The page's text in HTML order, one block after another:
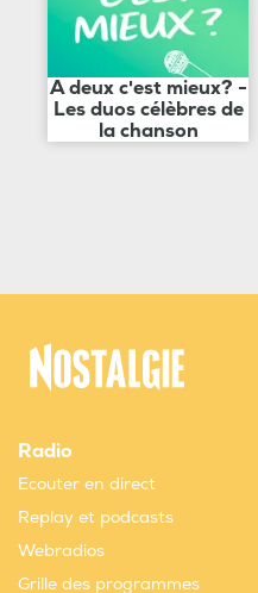
A deux c'est mieux? -
Les duos célèbres de
la chanson
Radio
Ecouter en direct
Replay et podcasts
Webradios
Grille des programmes